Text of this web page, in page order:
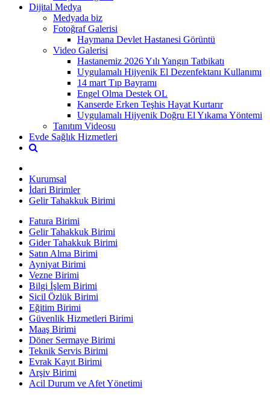
Dijital Medya
Medyada biz
Fotoğraf Galerisi
Haymana Devlet Hastanesi Görüntü
Video Galerisi
Hastanemiz 2026 Yılı Yangın Tatbikatı
Uygulamalı Hijyenik El Dezenfektanı Kullanımı
14 mart Tıp Bayramı
Engel Olma Destek OL
Kanserde Erken Teşhis Hayat Kurtarır
Uygulamalı Hijyenik Doğru El Yıkama Yöntemi
Tanıtım Videosu
Evde Sağlık Hizmetleri
Kurumsal
İdari Birimler
Gelir Tahakkuk Birimi
Fatura Birimi
Gelir Tahakkuk Birimi
Gider Tahakkuk Birimi
Satın Alma Birimi
Ayniyat Birimi
Vezne Birimi
Bilgi İşlem Birimi
Sicil Özlük Birimi
Eğitim Birimi
Güvenlik Hizmetleri Birimi
Maaş Birimi
Döner Sermaye Birimi
Teknik Servis Birimi
Evrak Kayıt Birimi
Arşiv Birimi
Acil Durum ve Afet Yönetimi